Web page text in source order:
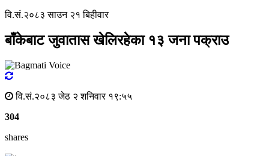
वि.सं.२०८३ साउन २१ बिहीवार
बाँकेबाट जुवातास खेलिरहेका १३ जना पक्राउ
वि.सं.२०८३ जेठ २ शनिवार १९:५५
304
shares